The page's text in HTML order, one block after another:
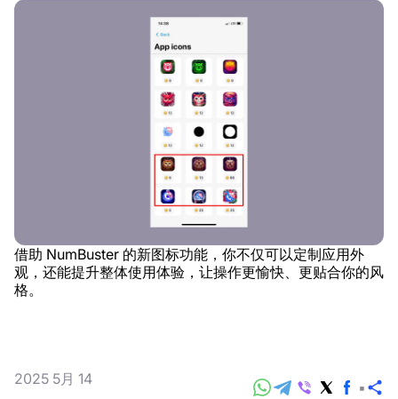
借助 NumBuster 的新图标功能，你不仅可以定制应用外
观，还能提升整体使用体验，让操作更愉快、更贴合你的风
格。
2025 5月 14